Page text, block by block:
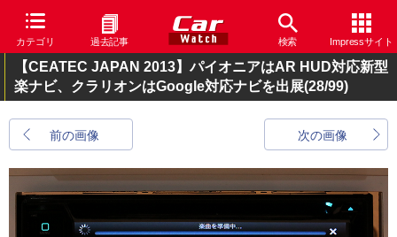
カテゴリ 過去記事 検索 Impressサイト
【CEATEC JAPAN 2013】パイオニアはAR HUD対応新型
楽ナビ、クラリオンはGoogle対応ナビを出展(28/99)
前の画像 次の画像